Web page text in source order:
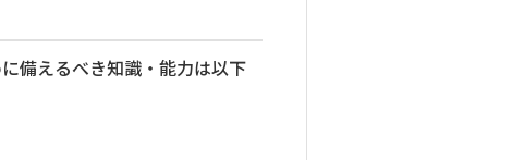
備えるべき知識・能力は以下